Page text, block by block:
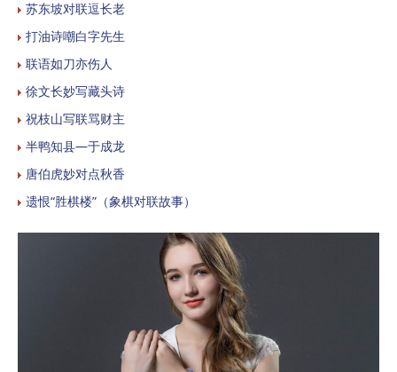
苏东坡对联逗长老
打油诗嘲白字先生
联语如刀亦伤人
徐文长妙写藏头诗
祝枝山写联骂财主
半鸭知县—于成龙
唐伯虎妙对点秋香
遗恨“胜棋楼”（象棋对联故事）